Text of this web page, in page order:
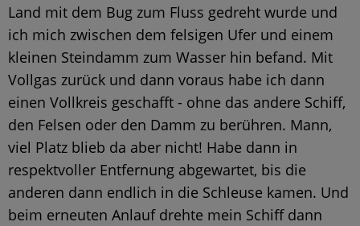
Land mit dem Bug zum Fluss gedreht wurde und
ich mich zwischen dem felsigen Ufer und einem
kleinen Steindamm zum Wasser hin befand. Mit
Vollgas zurück und dann voraus habe ich dann
einen Vollkreis geschafft - ohne das andere Schiff,
den Felsen oder den Damm zu berühren. Mann,
viel Platz blieb da aber nicht! Habe dann in
respektvoller Entfernung abgewartet, bis die
anderen dann endlich in die Schleuse kamen. Und
beim erneuten Anlauf drehte mein Schiff dann